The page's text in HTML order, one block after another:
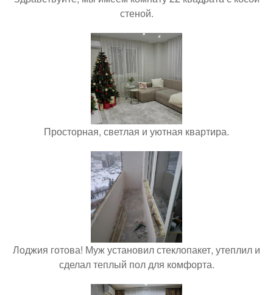
стеной.
Просторная, светлая и уютная квартира.
Лоджия готова! Муж установил стеклопакет, утеплил и
сделал теплый пол для комфорта.